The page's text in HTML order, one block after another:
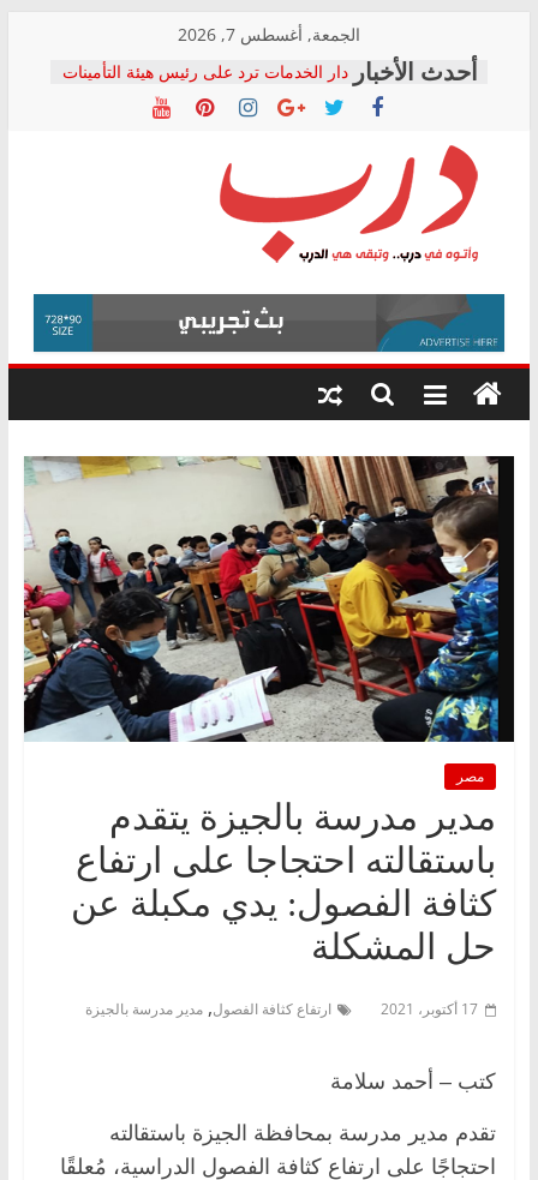
content
الجمعة, أغسطس 7, 2026
دار الخدمات ترد على رئيس هيئة التأمينات
بعد مؤتمره الصحفي: إنكار الأزمة لا ينهي
معاناة أصحاب المعاشات.. ونطالب بكشف
فرحات سليمان يكتب: القطاع الصحي إلى
أين؟
حزب التحالف الشعبي يطلق لجنة “الحق
في الصحة” بالإسكندرية لرصد الانتهاكات
ودعم المرضى
الوزاري لمدينة الصحفيين.. وانتهاء أعمال
إنشاء المبنى الإداري
المجلس القومي لحقوق الإنسان يعلن
متابعة قضية الدكتور محمد زهران.. ويؤكد:
قرينة البراءة وضمانات المحاكمة العادلة
درب
وأتوه
درب..
وتبقى
هي
مصر
مدير مدرسة بالجيزة يتقدم
باستقالته احتجاجا على ارتفاع
كثافة الفصول: يدي مكبلة عن
حل المشكلة
17 أكتوبر، 2021 ارتفاع كثافة الفصول, مدير مدرسة بالجيزة
كتب – أحمد سلامة
تقدم مدير مدرسة بمحافظة الجيزة باستقالته
احتجاجًا على ارتفاع كثافة الفصول الدراسية، مُعلقًا